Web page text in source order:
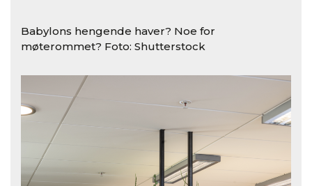
Babylons hengende haver? Noe for
møterommet? Foto: Shutterstock